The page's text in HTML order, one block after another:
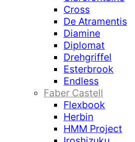
Cross
De Atramentis
Diamine
Diplomat
Drehgriffel
Esterbrook
Endless
Faber Castell
Flexbook
Herbin
HMM Project